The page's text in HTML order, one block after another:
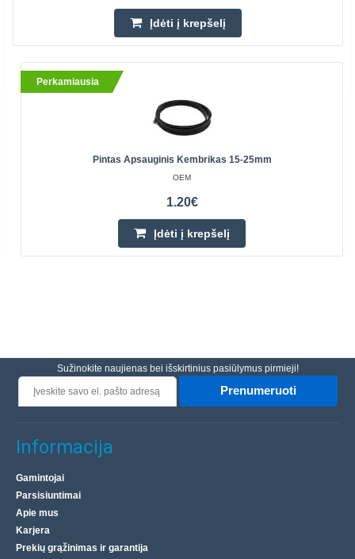
Įdėti į krepšelį
Perkamiausia
Pintas Apsauginis Kembrikas 15-25mm
OEM
1.20€
Įdėti į krepšelį
Sužinokite naujienas bei išskirtinius pasiūlymus pirmieji!
Prenumeruoti
Informacija
Gamintojai
Parsisiuntimai
Apie mus
Karjera
Prekių grąžinimas ir garantija